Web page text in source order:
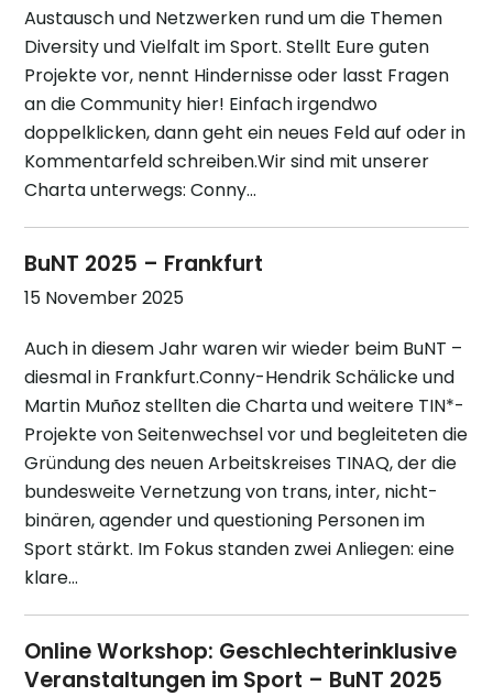
Austausch und Netzwerken rund um die Themen
Diversity und Vielfalt im Sport. Stellt Eure guten
Projekte vor, nennt Hindernisse oder lasst Fragen
an die Community hier! Einfach irgendwo
doppelklicken, dann geht ein neues Feld auf oder in
Kommentarfeld schreiben.Wir sind mit unserer
Charta unterwegs: Conny…
BuNT 2025 – Frankfurt
15 November 2025
Auch in diesem Jahr waren wir wieder beim BuNT –
diesmal in Frankfurt.Conny-Hendrik Schälicke und
Martin Muñoz stellten die Charta und weitere TIN*-
Projekte von Seitenwechsel vor und begleiteten die
Gründung des neuen Arbeitskreises TINAQ, der die
bundesweite Vernetzung von trans, inter, nicht-
binären, agender und questioning Personen im
Sport stärkt. Im Fokus standen zwei Anliegen: eine
klare…
Online Workshop: Geschlechterinklusive
Veranstaltungen im Sport – BuNT 2025